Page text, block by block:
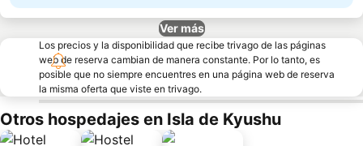
Ver más
Los precios y la disponibilidad que recibe trivago de las páginas
web de reserva cambian de manera constante. Por lo tanto, es
posible que no siempre encuentres en una página web de reserva
la misma oferta que viste en trivago.
Otros hospedajes en Isla de Kyushu